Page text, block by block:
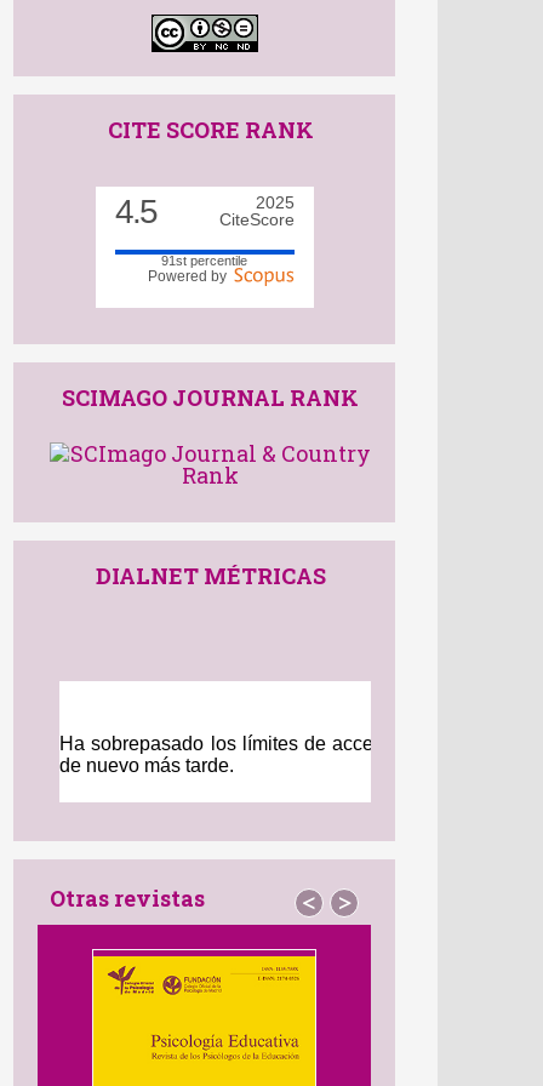
CITE SCORE RANK
4.5
2025
CiteScore
91st percentile
Powered by
SCIMAGO JOURNAL RANK
DIALNET MÉTRICAS
Otras revistas < >